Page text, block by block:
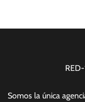
Somos la única